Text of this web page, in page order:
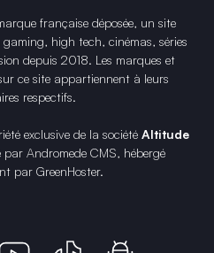
française déposée, un site
high tech, cinémas, séries
depuis 2018. Les marques et
ce site appartiennent à leurs
respectifs.
exclusive de la société Altitude
par Andromede CMS, hébergé
par GreenHoster.